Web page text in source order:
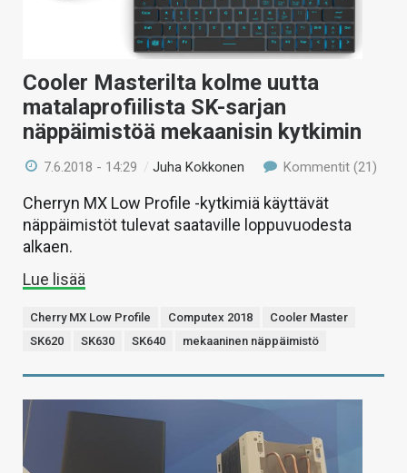
Cooler Masterilta kolme uutta
matalaprofiilista SK-sarjan
näppäimistöä mekaanisin kytkimin
7.6.2018 - 14:29 /Juha Kokkonen Kommentit (21)
Cherryn MX Low Profile -kytkimiä käyttävät
näppäimistöt tulevat saataville loppuvuodesta
alkaen.
Lue lisää
Cherry MX Low Profile Computex 2018
Cooler Master
SK620
SK630 SK640 mekaaninen näppäimistö